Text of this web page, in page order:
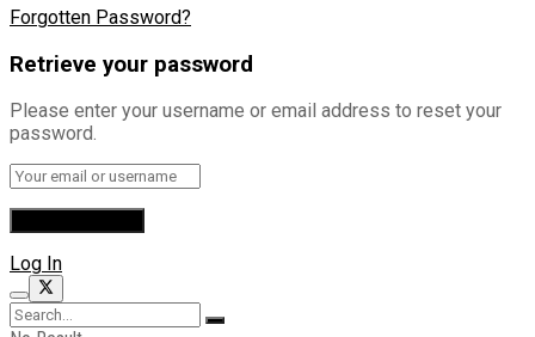
Forgotten Password?
Retrieve your password
Please enter your username or email address to reset your
password.
Log In